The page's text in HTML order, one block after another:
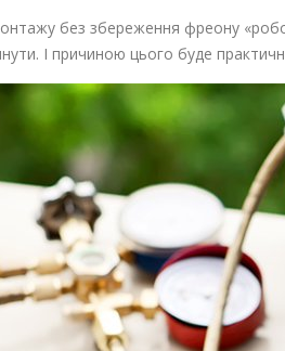
без збереження фреону
І причиною цього буде